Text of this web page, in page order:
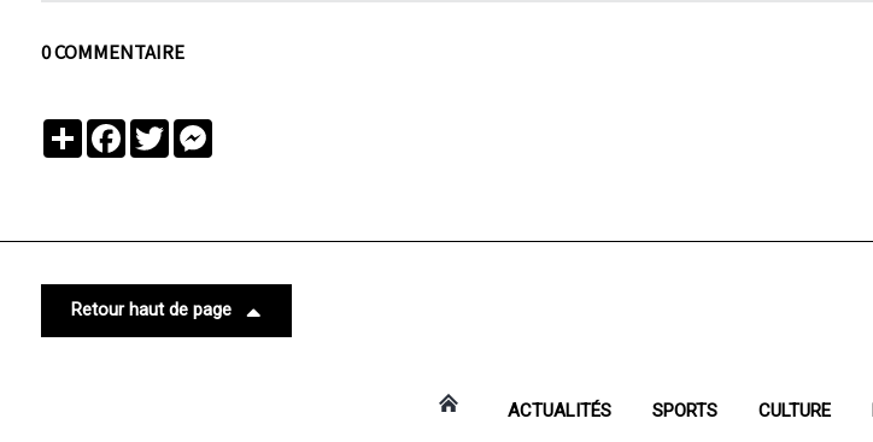
0 COMMENTAIRE
PartagerFacebook
TwitterMessenger
Retour haut de page
ACTUALITÉS SPORTS CULTURE